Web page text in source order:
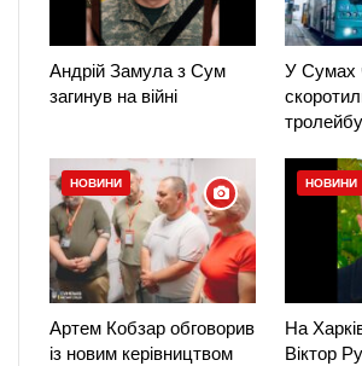
Андрій Замула з Сум
загинув на війні
У Сумах
НОВИНИ
Артем Кобзар обговорив
із новим керівництвом
НОВИНИ
На
Віктор